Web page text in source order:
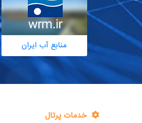
منابع آب ایران
خدمات پرتال